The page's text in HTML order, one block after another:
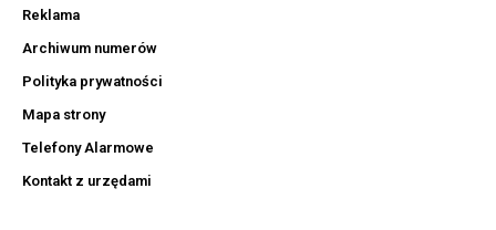
Reklama
Archiwum numerów
Polityka prywatności
Mapa strony
Telefony Alarmowe
Kontakt z urzędami